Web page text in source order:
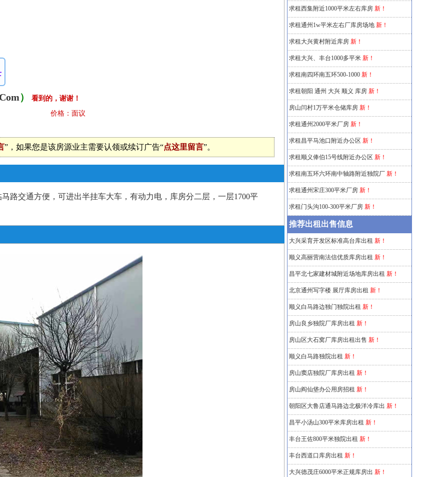
）
看到的，谢谢！
价格：面议
”，如果您是该房源业主需要认领或续订广告“点这里留言”。
路交通方便，可进出半挂车大车，有动力电，库房分二层，一层1700平
求租西集附近1000平米左右库房 新！
求租通州1w平米左右厂库房场地 新！
求租大兴黄村附近库房 新！
求租大兴、丰台1000多平米 新！
求租南四环南五环500-1000 新！
求租朝阳 通州 大兴 顺义 库房 新！
房山闫村1万平米仓储库房 新！
求租通州2000平米厂房 新！
求租昌平马池口附近办公区 新！
求租顺义俸伯15号线附近办公区 新！
求租南五环六环南中轴路附近独院厂 新！
求租通州宋庄300平米厂房 新！
求租门头沟100-300平米厂房 新！
推荐出租出售信息
大兴采育开发区标准高台库出租 新！
顺义高丽营南法信优质库房出租 新！
昌平北七家建材城附近场地库房出租 新！
北京通州写字楼 展厅库房出租 新！
顺义白马路边独门独院出租 新！
房山良乡独院厂库房出租 新！
房山区大石窝厂库房出租出售 新！
顺义白马路独院出租 新！
房山窦店独院厂库房出租 新！
房山阎仙垡办公用房招租 新！
朝阳区大鲁店通马路边北极洋冷库出 新！
昌平小汤山300平米库房出租 新！
丰台王佐800平米独院出租 新！
丰台西道口库房出租 新！
大兴德茂庄6000平米正规库房出 新！